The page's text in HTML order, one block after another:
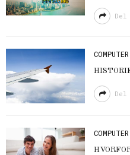
Del
Del